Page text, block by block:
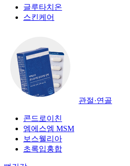
글루타치온
스킨케어
관절·연골
콘드로이친
엠에스엠 MSM
보스웰리아
초록입홍합